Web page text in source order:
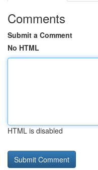
Comments
Submit a Comment
No HTML
HTML is disabled